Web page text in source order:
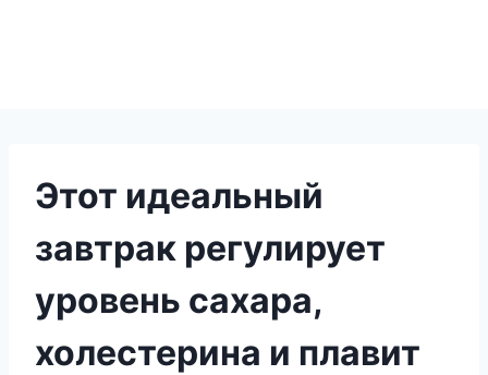
Этот идеальный
завтрак регулирует
уровень сахара,
холестерина и плавит